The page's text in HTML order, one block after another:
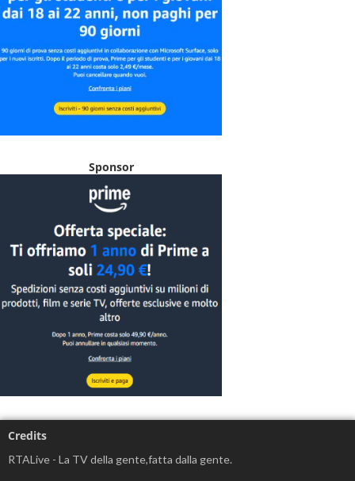
Sponsor
Credits
RTALive - La TV della gente,fatta dalla gente.